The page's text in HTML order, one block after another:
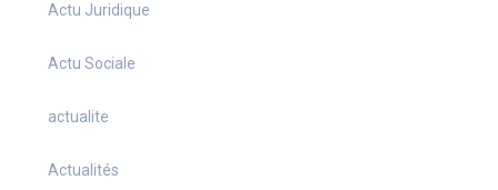
Actu Juridique
Actu Sociale
actualite
Actualités